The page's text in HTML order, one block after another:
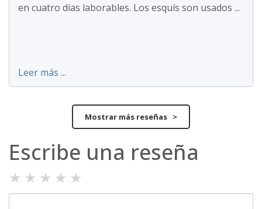
en cuatro días laborables. Los esquís son usados ...
Leer más ...
Mostrar más reseñas >
Escribe una reseña
★ ★ ★ ★ ★